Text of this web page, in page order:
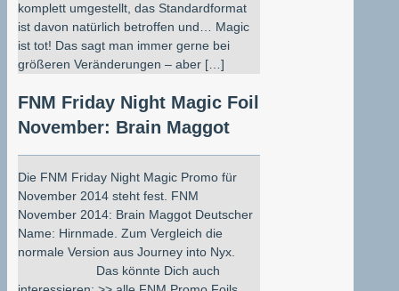
komplett umgestellt, das Standardformat
ist davon natürlich betroffen und… Magic
ist tot! Das sagt man immer gerne bei
größeren Veränderungen – aber […]
FNM Friday Night Magic Foil
November: Brain Maggot
Die FNM Friday Night Magic Promo für
November 2014 steht fest. FNM
November 2014: Brain Maggot Deutscher
Name: Hirnmade. Zum Vergleich die
normale Version aus Journey into Nyx.
Das könnte Dich auch